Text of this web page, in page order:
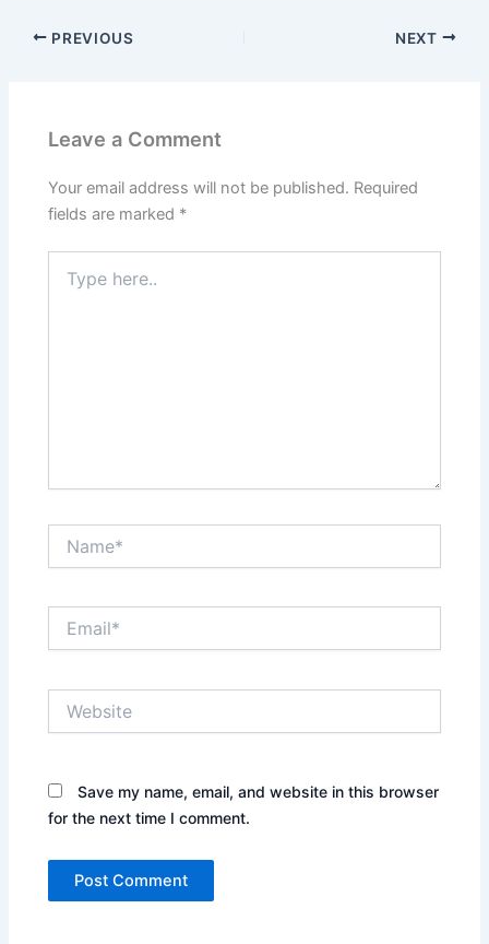
PREVIOUS NEXT
Leave a Comment
Your email address will not be published. Required
fields are marked *
here..
Save my name, email, and website in this browser
for the next time I comment.